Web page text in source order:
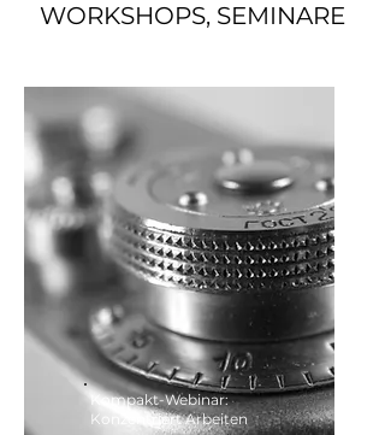
WORKSHOPS, SEMINARE
Kompakt-Webinar:
Konzentriert Arbeiten